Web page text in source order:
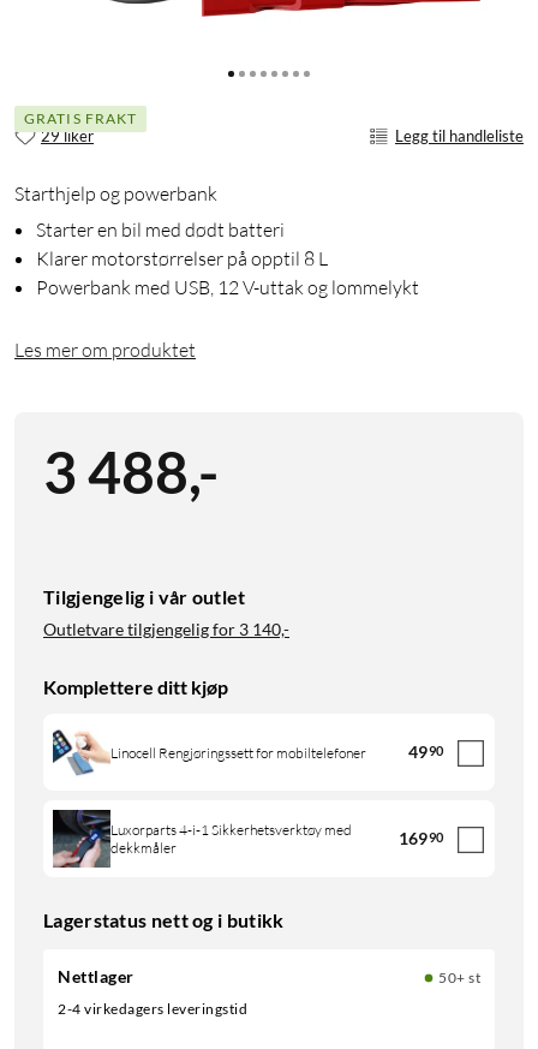
GRATIS FRAKT
29 liker Legg til handleliste
Starthjelp og powerbank
Starter en bil med dødt batteri
Klarer motorstørrelser på opptil 8 L
Powerbank med USB, 12 V-uttak og lommelykt
Les mer om produktet
3 488,-
Tilgjengelig i vår outlet
Outletvare tilgjengelig for 3 140,-
Komplettere ditt kjøp
Linocell Rengjøringssett for mobiltelefoner 4990
Luxorparts 4-i-1 Sikkerhetsverktøy med
dekkmåler
16990
Lagerstatus nett og i butikk
Nettlager
50+ st
2-4 virkedagers leveringstid